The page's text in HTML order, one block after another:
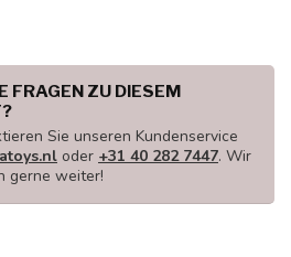
FRAGEN ZU DIESEM
Sie unseren Kundenservice
oder +31 40 282 7447. Wir
gerne weiter!